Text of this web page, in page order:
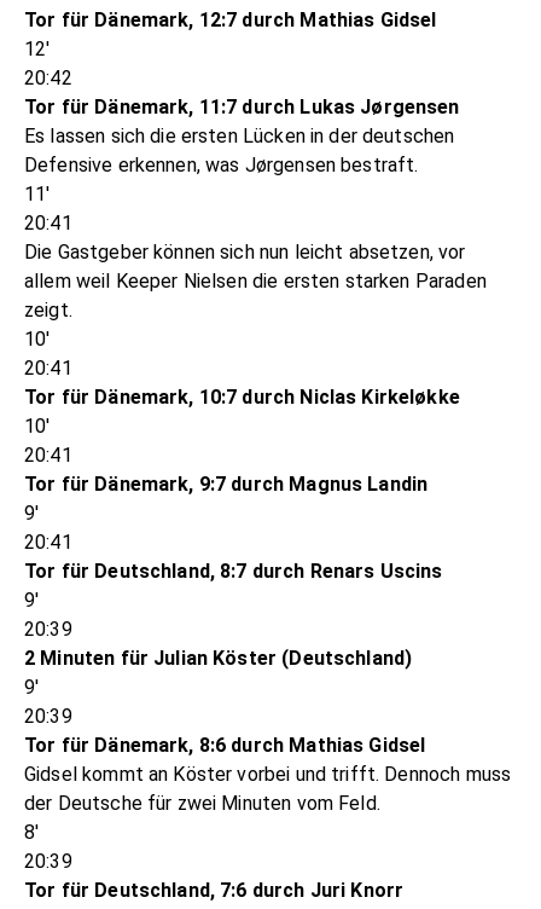
Tor für Dänemark, 12:7 durch Mathias Gidsel
12'
20:42
Tor für Dänemark, 11:7 durch Lukas Jørgensen
Es lassen sich die ersten Lücken in der deutschen
Defensive erkennen, was Jørgensen bestraft.
11'
20:41
Die Gastgeber können sich nun leicht absetzen, vor
allem weil Keeper Nielsen die ersten starken Paraden
zeigt.
10'
20:41
Tor für Dänemark, 10:7 durch Niclas Kirkeløkke
10'
20:41
Tor für Dänemark, 9:7 durch Magnus Landin
9'
20:41
Tor für Deutschland, 8:7 durch Renars Uscins
9'
20:39
2 Minuten für Julian Köster (Deutschland)
9'
20:39
Tor für Dänemark, 8:6 durch Mathias Gidsel
Gidsel kommt an Köster vorbei und trifft. Dennoch muss
der Deutsche für zwei Minuten vom Feld.
8'
20:39
Tor für Deutschland, 7:6 durch Juri Knorr